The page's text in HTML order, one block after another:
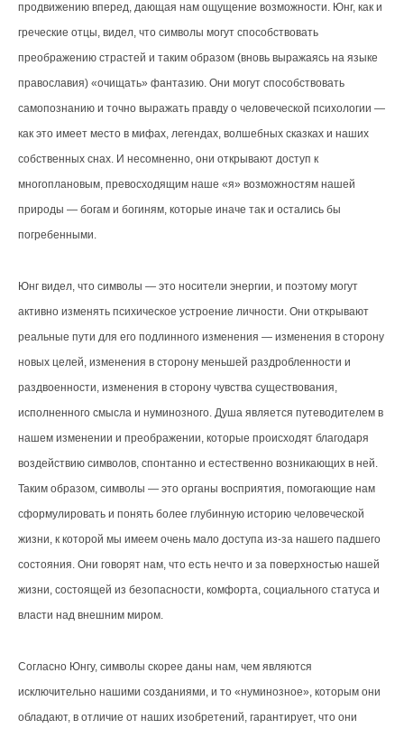
продвижению вперед, дающая нам ощущение возможности. Юнг, как и
греческие отцы, видел, что символы могут способствовать
преображению страстей и таким образом (вновь выражаясь на языке
православия) «очищать» фантазию. Они могут способствовать
самопознанию и точно выражать правду о человеческой психологии —
как это имеет место в мифах, легендах, волшебных сказках и наших
собственных снах. И несомненно, они открывают доступ к
многоплановым, превосходящим наше «я» возможностям нашей
природы — богам и богиням, которые иначе так и остались бы
погребенными.
Юнг видел, что символы — это носители энергии, и поэтому могут
активно изменять психическое устроение личности. Они открывают
реальные пути для его подлинного изменения — изменения в сторону
новых целей, изменения в сторону меньшей раздробленности и
раздвоенности, изменения в сторону чувства существования,
исполненного смысла и нуминозного. Душа является путеводителем в
нашем изменении и преображении, которые происходят благодаря
воздействию символов, спонтанно и естественно возникающих в ней.
Таким образом, символы — это органы восприятия, помогающие нам
сформулировать и понять более глубинную историю человеческой
жизни, к которой мы имеем очень мало доступа из-за нашего падшего
состояния. Они говорят нам, что есть нечто и за поверхностью нашей
жизни, состоящей из безопасности, комфорта, социального статуса и
власти над внешним миром.
Согласно Юнгу, символы скорее даны нам, чем являются
исключительно нашими созданиями, и то «нуминозное», которым они
обладают, в отличие от наших изобретений, гарантирует, что они